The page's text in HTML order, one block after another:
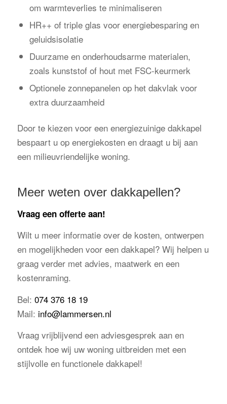
om warmteverlies te minimaliseren
HR++ of triple glas voor energiebesparing en
geluidsisolatie
Duurzame en onderhoudsarme materialen,
zoals kunststof of hout met FSC-keurmerk
Optionele zonnepanelen op het dakvlak voor
extra duurzaamheid
Door te kiezen voor een energiezuinige dakkapel
bespaart u op energiekosten en draagt u bij aan
een milieuvriendelijke woning.
Meer weten over dakkapellen?
Vraag een offerte aan!
Wilt u meer informatie over de kosten, ontwerpen
en mogelijkheden voor een dakkapel? Wij helpen u
graag verder met advies, maatwerk en een
kostenraming.
Bel: 074 376 18 19
Mail: info@lammersen.nl
Vraag vrijblijvend een adviesgesprek aan en
ontdek hoe wij uw woning uitbreiden met een
stijlvolle en functionele dakkapel!